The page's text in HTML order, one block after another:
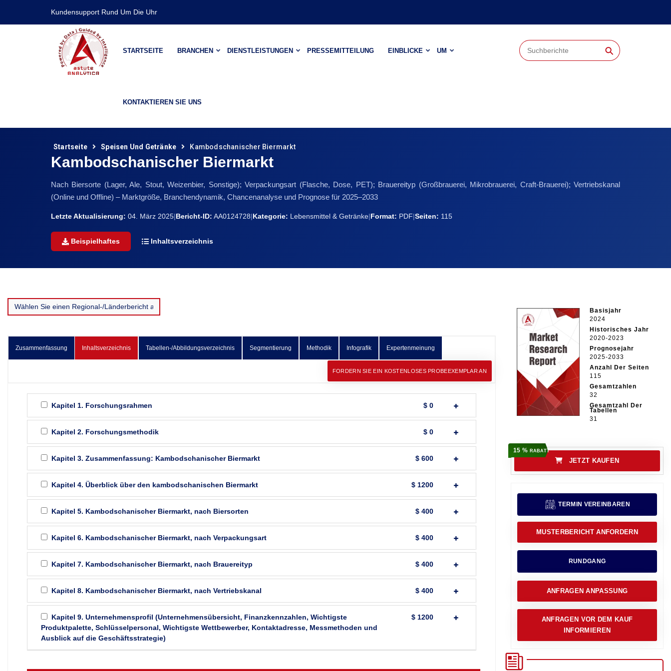
Kundensupport Rund Um Die Uhr
STARTSEITE BRANCHEN DIENSTLEISTUNGEN PRESSEMITTEILUNG EINBLICKE UM
KONTAKTIEREN SIE UNS
⚲
Startseite Speisen Und Getränke Kambodschanischer Biermarkt
Kambodschanischer Biermarkt
Nach Biersorte (Lager, Ale, Stout, Weizenbier, Sonstige); Verpackungsart (Flasche, Dose, PET); Brauereityp (Großbrauerei, Mikrobrauerei, Craft-Brauerei); Vertriebskanal
(Online und Offline) – Marktgröße, Branchendynamik, Chancenanalyse und Prognose für 2025–2033
Letzte Aktualisierung: 04. März 2025|Bericht-ID: AA0124728|Kategorie: Lebensmittel & Getränke|Format: PDF|Seiten: 115
Beispielhaftes Inhaltsverzeichnis
Zusammenfassung Inhaltsverzeichnis Tabellen-/Abbildungsverzeichnis Segmentierung Methodik Infografik Expertenmeinung
FORDERN SIE EIN KOSTENLOSES PROBEEXEMPLAR AN
Kapitel 1. Forschungsrahmen $ 0
Kapitel 2. Forschungsmethodik $ 0
Kapitel 3. Zusammenfassung: Kambodschanischer Biermarkt $ 600
Kapitel 4. Überblick über den kambodschanischen Biermarkt $ 1200
Kapitel 5. Kambodschanischer Biermarkt, nach Biersorten $ 400
Kapitel 6. Kambodschanischer Biermarkt, nach Verpackungsart $ 400
Kapitel 7. Kambodschanischer Biermarkt, nach Brauereityp $ 400
Kapitel 8. Kambodschanischer Biermarkt, nach Vertriebskanal $ 400
Kapitel 9. Unternehmensprofil (Unternehmensübersicht, Finanzkennzahlen, Wichtigste
Produktpalette, Schlüsselpersonal, Wichtigste Wettbewerber, Kontaktadresse, Messmethoden und
Ausblick auf die Geschäftsstrategie)
$ 1200
Basisjahr
2024
Historisches Jahr
2020-2023
Prognosejahr
2025-2033
Anzahl Der Seiten
115
Gesamtzahlen
32
Gesamtzahl Der
Tabellen
31
15 % RABATT
JETZT KAUFEN
TERMIN VEREINBAREN
MUSTERBERICHT ANFORDERN
RUNDGANG
ANFRAGEN ANPASSUNG
ANFRAGEN VOR DEM KAUF
INFORMIEREN